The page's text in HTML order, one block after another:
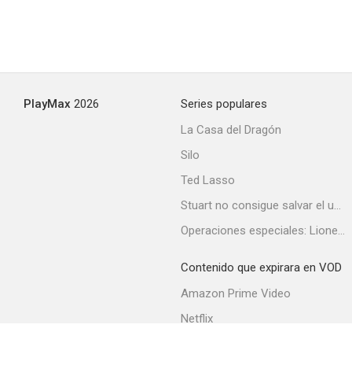
PlayMax 2026
Series populares
La Casa del Dragón
Silo
Ted Lasso
Stuart no consigue salvar el universo
Operaciones especiales: Lioness
Contenido que expirara en VOD
Amazon Prime Video
Netflix